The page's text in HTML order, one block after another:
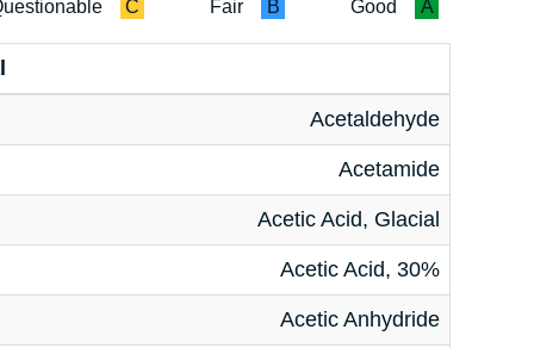
A
Good
B
Fair
C
Acetaldehyde
Acetamide
Acetic Acid, Glacial
Acetic Acid, 30%
Acetic Anhydride